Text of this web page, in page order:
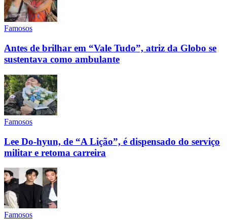
Famosos
Antes de brilhar em “Vale Tudo”, atriz da Globo se
sustentava como ambulante
Famosos
Lee Do-hyun, de “A Lição”, é dispensado do serviço
militar e retoma carreira
Famosos